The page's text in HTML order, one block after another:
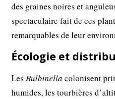
des graines noires et
spectaculaire fait de ces
remarquables de leur
Écologie et
LesBulbinella colonisent
humides, les tourbières